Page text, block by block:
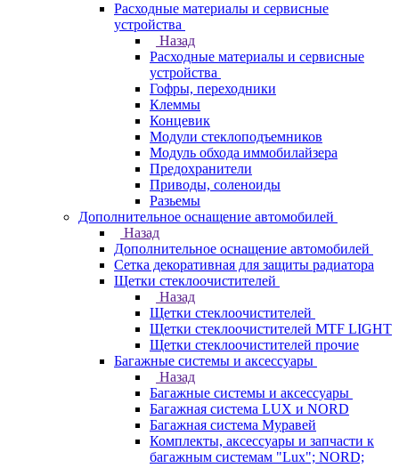
Расходные материалы и сервисные
устройства
Назад
Расходные материалы и сервисные
устройства
Гофры, переходники
Клеммы
Концевик
Модули стеклоподъемников
Модуль обхода иммобилайзера
Предохранители
Приводы, соленоиды
Разьемы
Дополнительное оснащение автомобилей
Назад
Дополнительное оснащение автомобилей
Сетка декоративная для защиты радиатора
Щетки стеклоочистителей
Назад
Щетки стеклоочистителей
Щетки стеклоочистителей MTF LIGHT
Щетки стеклоочистителей прочие
Багажные системы и аксессуары
Назад
Багажные системы и аксессуары
Багажная система LUX и NORD
Багажная система Муравей
Комплекты, аксессуары и запчасти к
багажным системам "Lux"; NORD;